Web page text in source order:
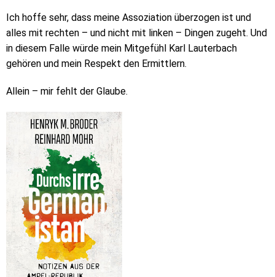
Ich hoffe sehr, dass meine Assoziation überzogen ist und
alles mit rechten – und nicht mit linken – Dingen zugeht. Und
in diesem Falle würde mein Mitgefühl Karl Lauterbach
gehören und mein Respekt den Ermittlern.
Allein – mir fehlt der Glaube.